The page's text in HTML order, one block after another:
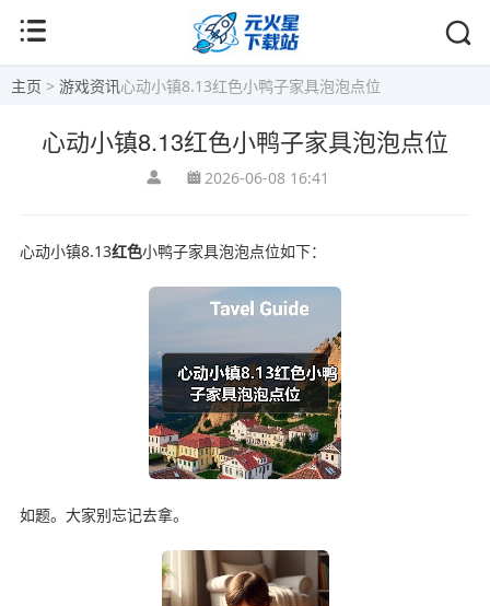
主页 > 游戏资讯心动小镇8.13红色小鸭子家具泡泡点位
心动小镇8.13红色小鸭子家具泡泡点位
2026-06-08 16:41
心动小镇8.13红色小鸭子家具泡泡点位如下：
如题。大家别忘记去拿。